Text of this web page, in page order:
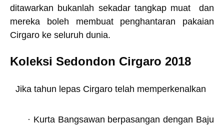
ditawarkan bukanlah sekadar tangkap muat dan
mereka boleh membuat penghantaran pakaian
Cirgaro ke seluruh dunia.
Koleksi Sedondon Cirgaro 2018
Jika tahun lepas Cirgaro telah memperkenalkan
· Kurta Bangsawan berpasangan dengan Baju